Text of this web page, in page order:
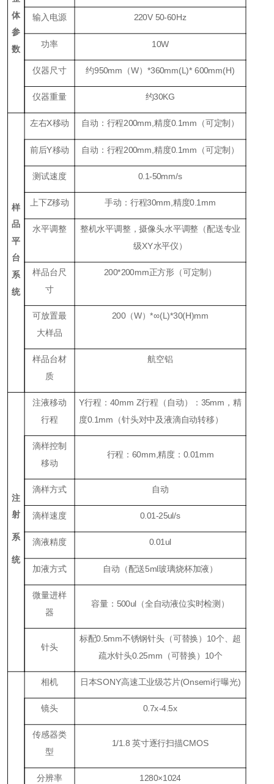
体
参
数
输入电源 220V 50-60Hz
功率 10W
仪器尺寸 约950mm（W）*360mm(L)*600mm(H)
仪器重量 约30KG
样
品
平
台
系
统
左右X移动 自动：行程200mm, 精度0.1mm （可定制）
前后Y移动 自动：行程200mm, 精度0.1mm （可定制）
测试速度 0.1-50mm/s
上下Z移动 手动：行程30mm, 精度0.1mm
水平调整
整机水平调整，摄像头水平调整（配送专业
级XY水平仪）
样品台尺
寸
200*200mm正方形 （可定制）
可放置最
大样品
200（W）*∞(L)*30(H)mm
样品台材
质
航空铝
注
射
系
统
注液移动
行程
Y行程：40mm Z行程（ 自动）： 35mm ，精
度0.1mm （针头对中及液滴自动转移）
滴样控制
移动
行程： 60mm,精度： 0.01mm
滴样方式 自动
滴样速度 0.01-25ul/s
滴液精度 0.01ul
加液方式 自动（配送5ml玻璃烧杯加液）
微量进样
器
容量： 500ul（全自动液位实时检测）
针头
标配0.5mm不锈钢针头（可替换） 10个、超
疏水针头0.25mm （可替换） 10个
相机 日本SONY高速工业级芯片(Onsemi行曝光)
镜头 0.7x-4.5x
传感器类
型
1/1.8 英寸逐行扫描CMOS
分辨率 1280×1024